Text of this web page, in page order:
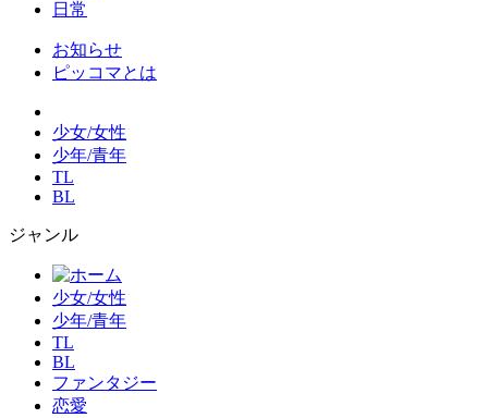
日常
お知らせ
ピッコマとは
少女/女性
少年/青年
TL
BL
ジャンル
少女/女性
少年/青年
TL
BL
ファンタジー
恋愛